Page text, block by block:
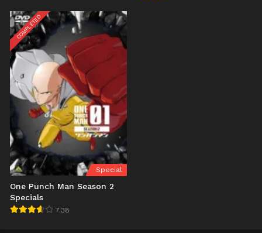
COMPLETED
Special
One Punch Man Season 2
Specials
7.38